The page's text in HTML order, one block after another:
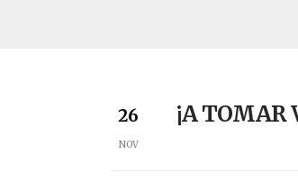
26
NOV
¡A TOMAR